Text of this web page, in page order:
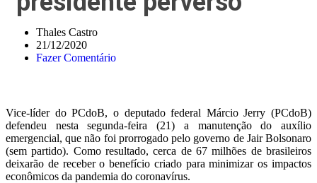
Thales Castro
21/12/2020
Fazer Comentário
Vice-líder do PCdoB, o deputado federal Márcio Jerry (PCdoB)
defendeu nesta segunda-feira (21) a manutenção do auxílio
emergencial, que não foi prorrogado pelo governo de Jair Bolsonaro
(sem partido). Como resultado, cerca de 67 milhões de brasileiros
deixarão de receber o benefício criado para minimizar os impactos
econômicos da pandemia do coronavírus.